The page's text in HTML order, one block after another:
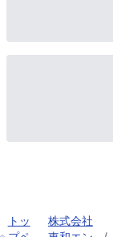
トッ
株式会社